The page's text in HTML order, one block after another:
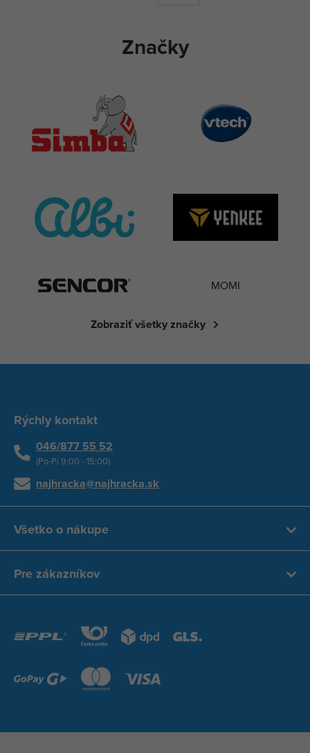
Značky
MOMI
Zobraziť všetky značky
Rýchly kontakt
046/877 55 52
(Po-Pi 9:00 - 15:00)
najhracka@najhracka.sk
Všetko o nákupe
Pre zákazníkov